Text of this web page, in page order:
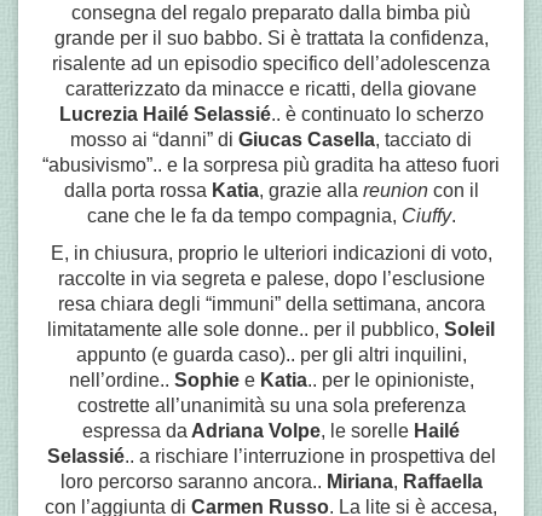
consegna del regalo preparato dalla bimba più
grande per il suo babbo. Si è trattata la confidenza,
risalente ad un episodio specifico dell’adolescenza
caratterizzato da minacce e ricatti, della giovane
Lucrezia Hailé Selassié.. è continuato lo scherzo
mosso ai “danni” di Giucas Casella, tacciato di
“abusivismo”.. e la sorpresa più gradita ha atteso fuori
dalla porta rossa Katia, grazie alla reunioncon il
cane che le fa da tempo compagnia, Ciuffy.
E, in chiusura, proprio le ulteriori indicazioni di voto,
raccolte in via segreta e palese, dopo l’esclusione
resa chiara degli “immuni” della settimana, ancora
limitatamente alle sole donne.. per il pubblico, Soleil
appunto (e guarda caso).. per gli altri inquilini,
nell’ordine.. Sophiee Katia.. per le opinioniste,
costrette all’unanimità su una sola preferenza
espressa da Adriana Volpe, le sorelle Hailé
Selassié.. a rischiare l’interruzione in prospettiva del
loro percorso saranno ancora.. Miriana, Raffaella
con l’aggiunta di Carmen Russo. La lite si è accesa,